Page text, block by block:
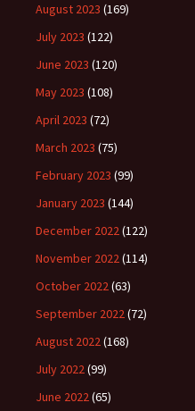
August 2023 (169)
July 2023 (122)
June 2023 (120)
May 2023 (108)
April 2023 (72)
March 2023 (75)
February 2023 (99)
January 2023 (144)
December 2022(122)
November 2022(114)
October 2022(63)
September 2022(72)
August 2022(168)
July 2022(99)
June 2022(65)